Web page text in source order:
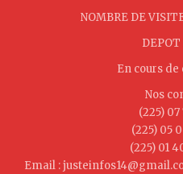
NOMBRE DE
En cours
Nos
(225) 07
(225) 05
(225) 01
Email :